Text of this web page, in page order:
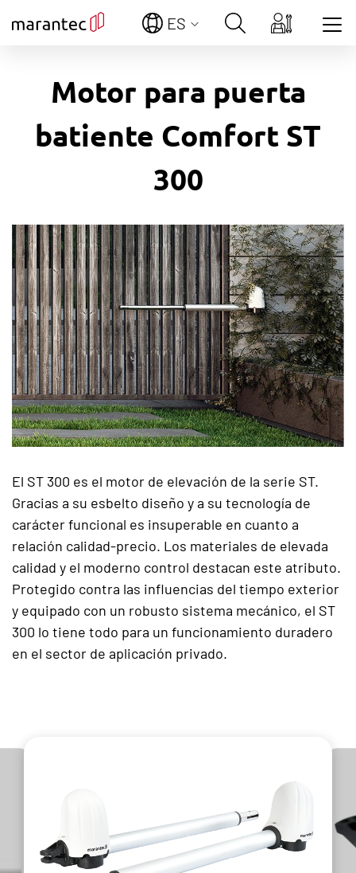
Don't show this message again
ES
Motor para puerta
batiente Comfort ST
300
El ST 300 es el motor de elevación de la serie ST.
Gracias a su esbelto diseño y a su tecnología de
carácter funcional es insuperable en cuanto a
relación calidad-precio. Los materiales de elevada
calidad y el moderno control destacan este atributo.
Protegido contra las influencias del tiempo exterior
y equipado con un robusto sistema mecánico, el ST
300 lo tiene todo para un funcionamiento duradero
en el sector de aplicación privado.